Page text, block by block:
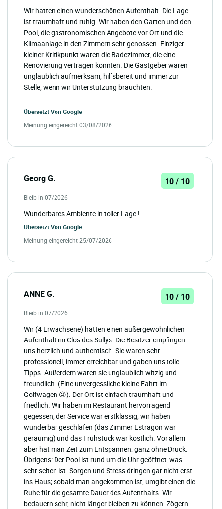
Wir hatten einen wunderschönen Aufenthalt. Die Lage
ist traumhaft und ruhig. Wir haben den Garten und den
Pool, die gastronomischen Angebote vor Ort und die
Klimaanlage in den Zimmern sehr genossen. Einziger
kleiner Kritikpunkt waren die Badezimmer, die eine
Renovierung vertragen könnten. Die Gastgeber waren
unglaublich aufmerksam, hilfsbereit und immer zur
Stelle, wenn wir Unterstützung brauchten.
Übersetzt Von Google
Meinung eingereicht 03/08/2026
Georg G. 10 / 10
Bleib in 07/2026
Wunderbares Ambiente in toller Lage !
Übersetzt Von Google
Meinung eingereicht 25/07/2026
ANNE G. 10 / 10
Bleib in 07/2026
Wir (4 Erwachsene) hatten einen außergewöhnlichen
Aufenthalt im Clos des Sullys. Die Besitzer empfingen
uns herzlich und authentisch. Sie waren sehr
professionell, immer erreichbar und gaben uns tolle
Tipps. Außerdem waren sie unglaublich witzig und
freundlich. (Eine unvergessliche kleine Fahrt im
Golfwagen 😜). Der Ort ist einfach traumhaft und
friedlich. Wir haben im Restaurant hervorragend
gegessen, der Service war erstklassig, wir haben
wunderbar geschlafen (das Zimmer Estragon war
geräumig) und das Frühstück war köstlich. Vor allem
aber hat man Zeit zum Entspannen, ganz ohne Druck.
Übrigens: Der Pool ist rund um die Uhr geöffnet, was
sehr selten ist. Sorgen und Stress dringen gar nicht erst
ins Haus; sobald man angekommen ist, umgibt einen die
Ruhe für die gesamte Dauer des Aufenthalts. Wir
bedauern sehr, nicht länger bleiben zu können. Zögern